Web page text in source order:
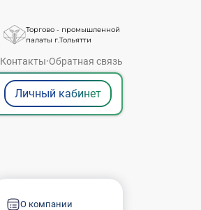
Торгово - промышленной
палаты г.Тольятти
Контакты·Обратная связь
Личный кабинет
О компании